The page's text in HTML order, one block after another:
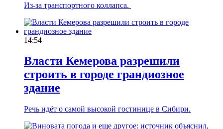
Из-за транспортного коллапса.
14:54
Власти Кемерова разрешили
строить в городе грандиозное
здание
Речь идёт о самой высокой гостинице в Сибири.